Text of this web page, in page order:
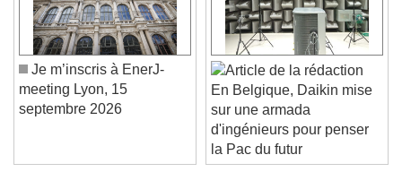
Font Size
Text Edge Style
Je m’inscris à EnerJ-
meeting Lyon, 15
En Belgique, Daikin mise
sur une armada
d'ingénieurs pour penser
la Pac du futur